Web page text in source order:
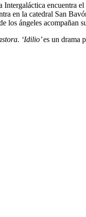
encuentra
en la catedral San
los ángeles acompañan
‘Idilio’es un drama